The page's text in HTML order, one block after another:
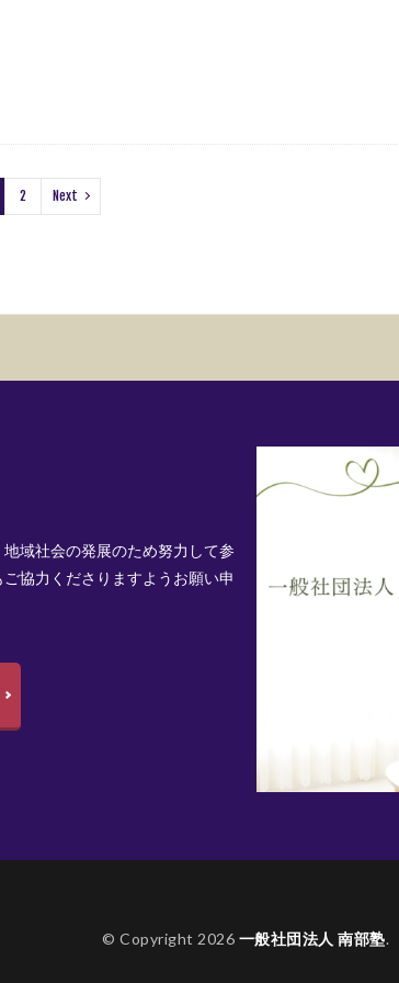
2 Next
域社会の発展のため努力して参
協力くださりますようお願い申
© Copyright 2026 一般社団法人 南部塾.